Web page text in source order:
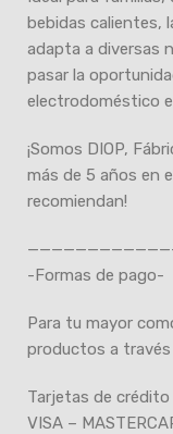
bebidas calientes,
adapta a diversas
pasar la
electrodoméstico
¡Somos DIOP,
más de 5 años en
recomiendan!
-Formas de pago-
Para tu mayor
productos a través
Tarjetas de crédito
VISA –